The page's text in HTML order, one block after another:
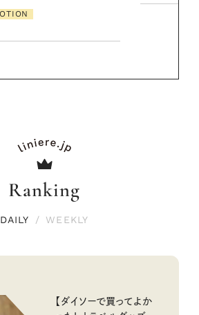
Ranking
DAILY / WEEKLY
【ダイソーで買ってよか